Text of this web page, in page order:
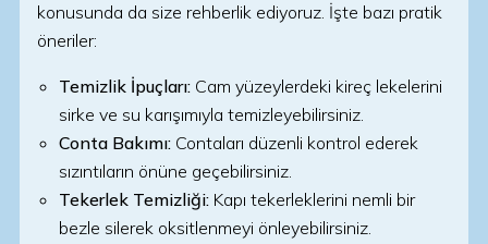
konusunda da size rehberlik ediyoruz. İşte bazı pratik
öneriler:
Temizlik İpuçları: Cam yüzeylerdeki kireç lekelerini
sirke ve su karışımıyla temizleyebilirsiniz.
Conta Bakımı: Contaları düzenli kontrol ederek
sızıntıların önüne geçebilirsiniz.
Tekerlek Temizliği: Kapı tekerleklerini nemli bir
bezle silerek oksitlenmeyi önleyebilirsiniz.